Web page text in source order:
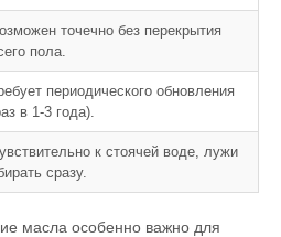
точечно без перекрытия
пола.
периодического обновления
в 1-3 года).
к стоячей воде, лужи
сразу.
масла особенно важно для